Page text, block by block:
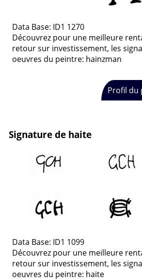
Data Base: ID1 1270
Découvrez pour une meilleure
retour sur investissement, les
oeuvres du peintre: hainzman
Profil du
Signature de haite
Data Base: ID1 1099
Découvrez pour une meilleure
retour sur investissement, les
oeuvres du peintre: haite